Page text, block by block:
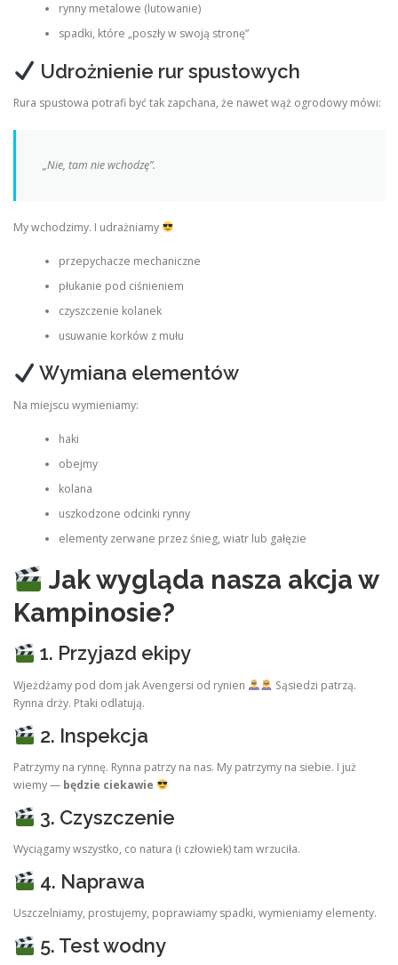
rynny metalowe (lutowanie)
spadki, które „poszły w swoją stronę”
Udrożnienie rur spustowych
Rura spustowa potrafi być tak zapchana, że nawet wąż ogrodowy mówi:
„Nie, tam nie wchodzę”.
My wchodzimy. I udrażniamy
przepychacze mechaniczne
płukanie pod ciśnieniem
czyszczenie kolanek
usuwanie korków z mułu
Wymiana elementów
Na miejscu wymieniamy:
haki
obejmy
kolana
uszkodzone odcinki rynny
elementy zerwane przez śnieg, wiatr lub gałęzie
Jak wygląda nasza akcja w
Kampinosie?
1. Przyjazd ekipy
Wjeżdżamy pod dom jak Avengersi od rynien
Sąsiedzi patrzą.
Rynna drży. Ptaki odlatują.
2. Inspekcja
Patrzymy na rynnę. Rynna patrzy na nas. My patrzymy na siebie. I już
wiemy — będzie ciekawie
3. Czyszczenie
Wyciągamy wszystko, co natura (i człowiek) tam wrzuciła.
4. Naprawa
Uszczelniamy, prostujemy, poprawiamy spadki, wymieniamy elementy.
5. Test wodny